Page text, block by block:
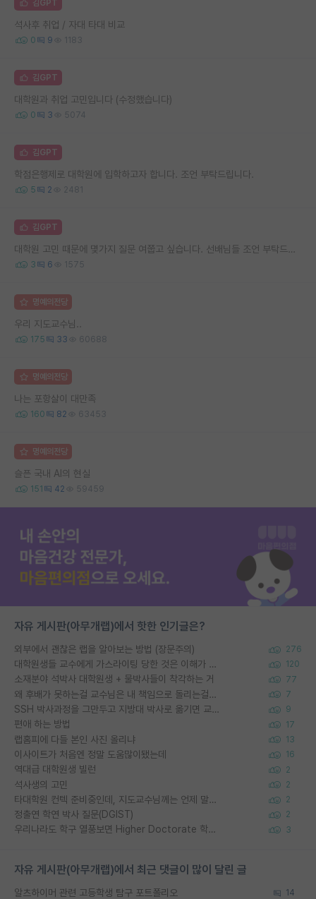
김GPT
석사후 취업 / 자대 타대 비교
0 9 1183
김GPT
대학원과 취업 고민입니다 (수정했습니다)
0 3 5074
김GPT
학점은행제로 대학원에 입학하고자 합니다. 조언 부탁드립니다.
5 2 2481
김GPT
대학원 고민 때문에 몇가지 질문 여쭙고 싶습니다. 선배님들 조언 부탁드립니다..!
3 6 1575
명예의전당
우리 지도교수님..
175 33 60688
명예의전당
나는 포항살이 대만족
160 82 63453
명예의전당
슬픈 국내 AI의 현실
151 42 59459
자유 게시판(아무개랩)에서 핫한 인기글은?
외부에서 괜찮은 랩을 알아보는 방법 (장문주의) 276
대학원생들 교수에게 가스라이팅 당한 것은 이해가 갑니다. 안타깝네요. 120
소재분야 석박사 대학원생 + 물박사들이 착각하는 거 77
왜 후배가 못하는걸 교수님은 내 책임으로 돌리는걸까요? 7
SSH 박사과정을 그만두고 지방대 박사로 옮기면 교수의 꿈은 끝일까요? 9
편애 하는 방법 17
랩홈피에 다들 본인 사진 올리냐 13
이사이트가 처음엔 정말 도움많이됐는데 16
역대급 대학원생 빌런 2
석사생의 고민 2
타대학원 컨텍 준비중인데, 지도교수님께는 언제 말씀드려야 할까요? 2
정출연 학연 박사 질문(DGIST) 2
우리나라도 학구 열풍보면 Higher Doctorate 학위가 필요하다고 봅니다. 3
자유 게시판(아무개랩)에서 최근 댓글이 많이 달린 글
알츠하이머 관련 고등학생 탐구 포트폴리오 14